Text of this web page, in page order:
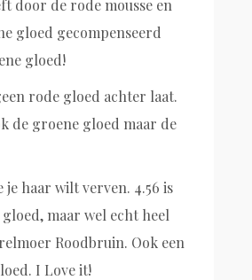
door de rode mousse en
gloed gecompenseerd
gloed!
rode gloed achter laat.
de groene gloed maar de
haar wilt verven. 4.56 is
maar wel echt heel
Roodbruin. Ook een
I Love it!